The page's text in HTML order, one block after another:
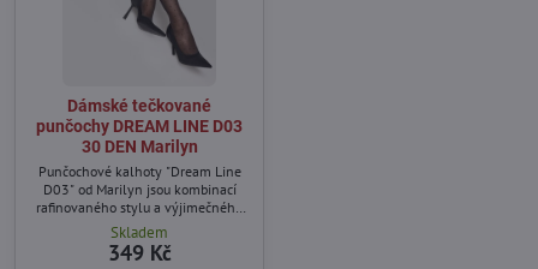
Dámské tečkované
punčochy DREAM LINE D03
30 DEN Marilyn
Punčochové kalhoty "Dream Line
D03" od Marilyn jsou kombinací
rafinovaného stylu a výjimečného
pohodlí.
Skladem
349 Kč